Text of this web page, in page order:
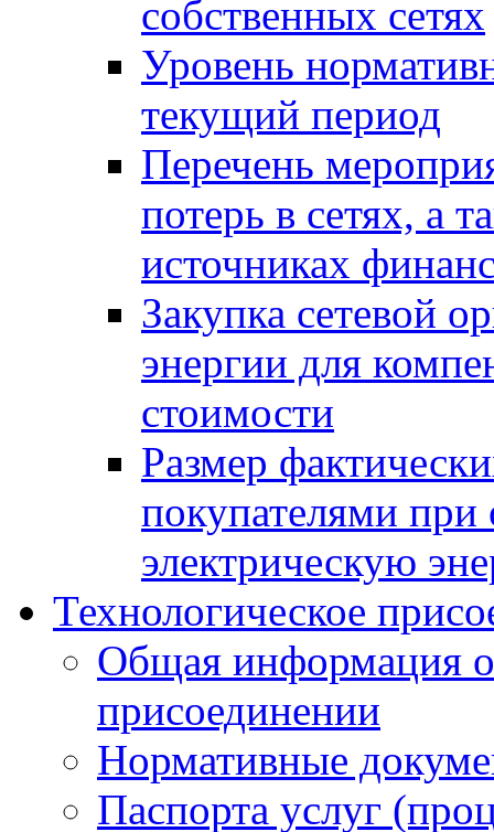
собственных сетях
Уровень
текущий период
Перечень
потерь в сетях, а
источниках
Закупка сетевой
энергии для
стоимости
Размер
покупателями при
электрическую
Технологическое
Общая информация о
присоединении
Нормативные
Паспорта услуг